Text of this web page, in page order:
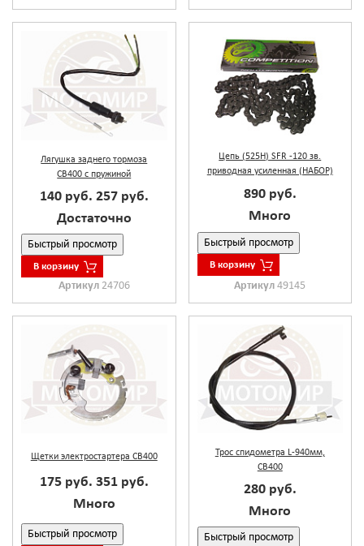
Лягушка заднего тормоза
CB400 с пружиной
140 руб. 257 руб.
Достаточно
Быстрый просмотр
В корзину
Артикул 24706
Цепь (525H) SFR -120 зв.
приводная усиленная (НАБОР)
890 руб.
Много
Быстрый просмотр
В корзину
Артикул49145
Щетки электростартера CB400
175 руб. 351 руб.
Много
Быстрый просмотр
Трос спидометра L-940мм,
CB400
280 руб.
Много
Быстрый просмотр